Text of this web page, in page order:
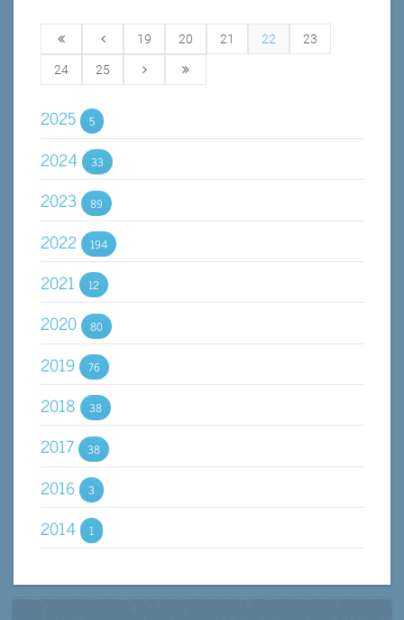
19 20 21 22 23
24 25
2025 5
2024 33
2023 89
2022 194
2021 12
2020 80
2019 76
2018 38
2017 38
2016 3
2014 1